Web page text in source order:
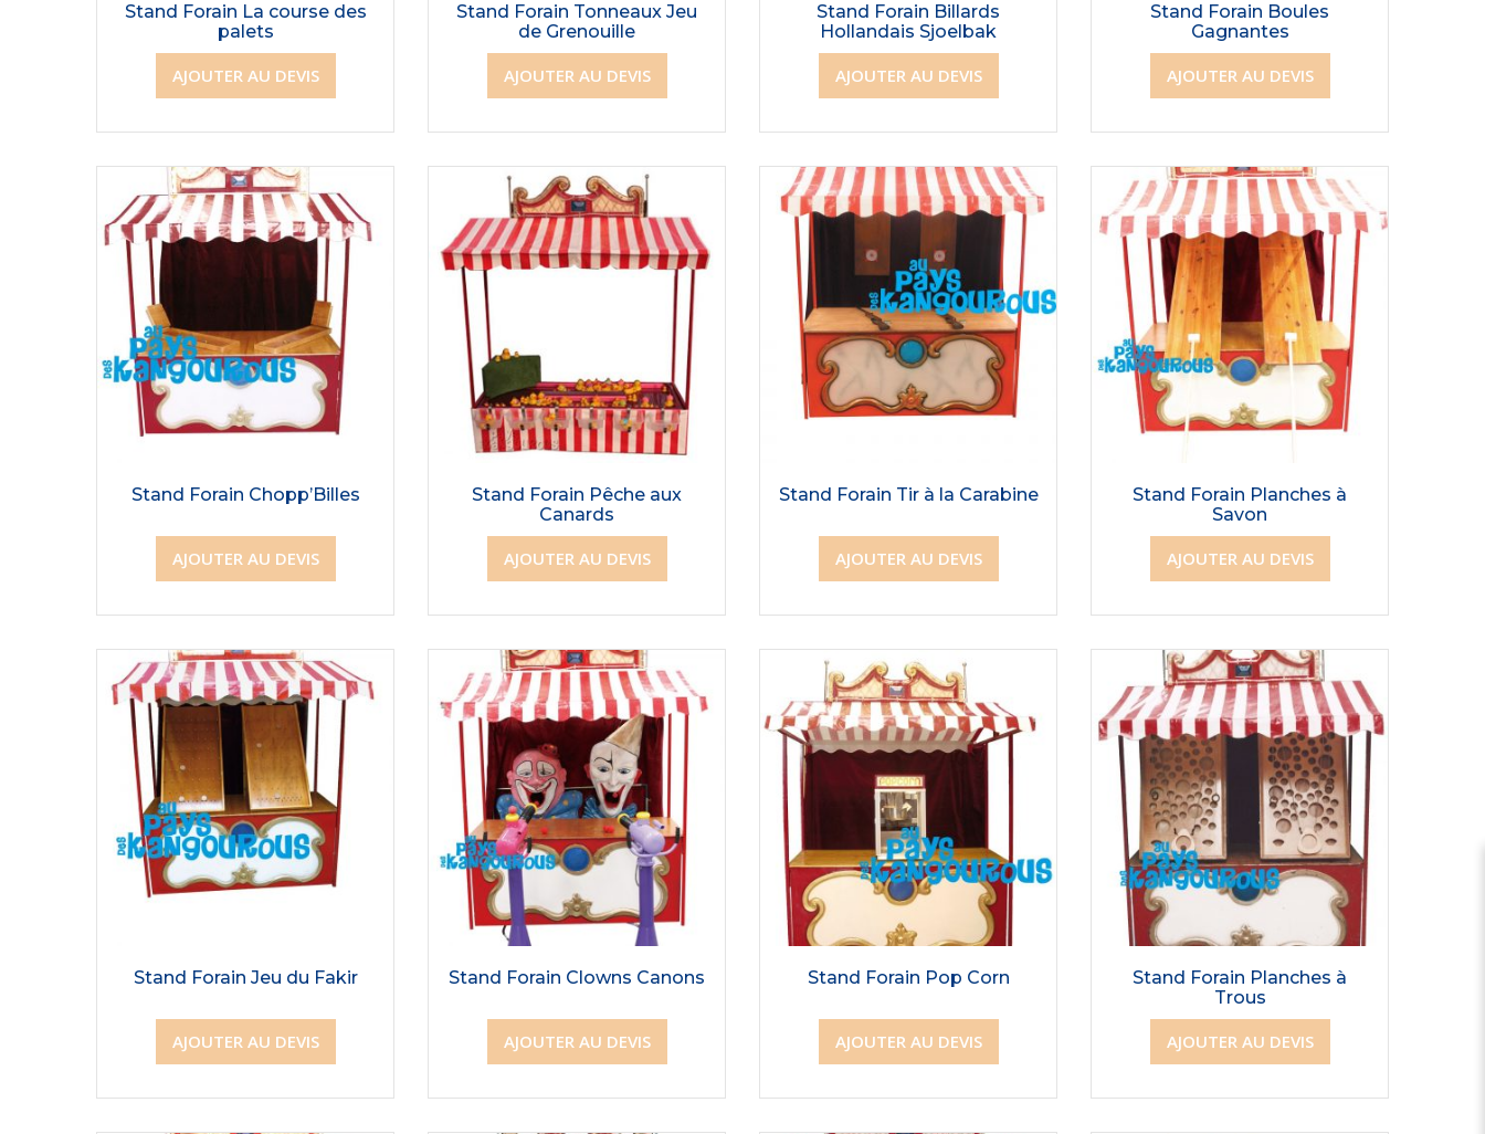
Stand Forain La course des
palets
AJOUTER AU DEVIS
Stand Forain Tonneaux Jeu
de Grenouille
AJOUTER AU DEVIS
Stand Forain Billards
Hollandais Sjoelbak
AJOUTER AU DEVIS
Stand Forain Boules
Gagnantes
AJOUTER AU DEVIS
Stand Forain Chopp’Billes
AJOUTER AU DEVIS
Stand Forain Pêche aux
Canards
AJOUTER AU DEVIS
Stand Forain Tir à la Carabine
AJOUTER AU DEVIS
Stand Forain Planches à
Savon
AJOUTER AU DEVIS
Stand Forain Jeu du Fakir
AJOUTER AU DEVIS
Stand Forain Clowns Canons
AJOUTER AU DEVIS
Stand Forain Pop Corn
AJOUTER AU DEVIS
Stand Forain Planches à
Trous
AJOUTER AU DEVIS